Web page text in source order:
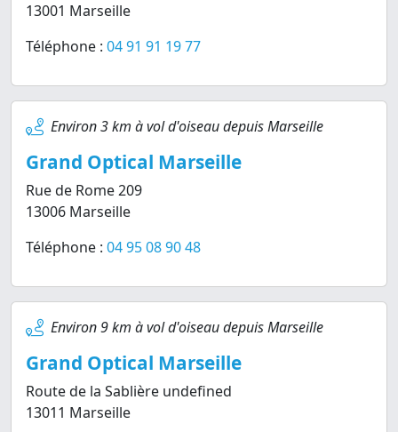
13001 Marseille
Téléphone : 04 91 91 19 77
Environ 3 km à vol d'oiseau depuis Marseille
Grand Optical Marseille
Rue de Rome 209
13006 Marseille
Téléphone : 04 95 08 90 48
Environ 9 km à vol d'oiseau depuis Marseille
Grand Optical Marseille
Route de la Sablière undefined
13011 Marseille